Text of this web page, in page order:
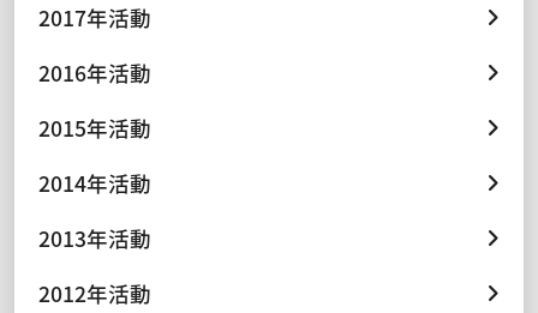
2017年活動
2016年活動
2015年活動
2014年活動
2013年活動
2012年活動